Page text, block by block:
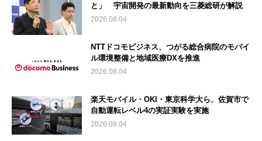
と」 宇宙開発の最新動向を三菱総研が解説
2026.08.04
NTTドコモビジネス、つがる総合病院のモバイ
ル環境整備と地域医療DXを推進
2026.08.04
楽天モバイル・OKI・東京科学大ら、佐賀市で
自動運転レベル4の実証実験を実施
2026.08.04